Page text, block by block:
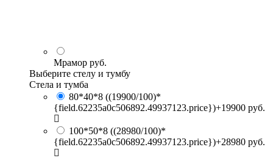
Мрамор руб.
Выберите стелу и тумбу
Стела и тумба
80*40*8 ((19900/100)*
{field.62235a0c506892.49937123.price})+19900 руб.
100*50*8 ((28980/100)*
{field.62235a0c506892.49937123.price})+28980 руб.